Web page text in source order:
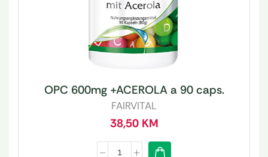
OPC 600mg +ACEROLA a 90 caps.
FAIRVITAL
38,50 KM